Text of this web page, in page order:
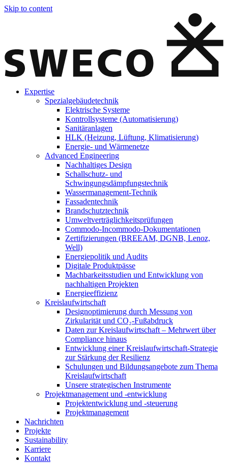
Skip to content
Expertise
Spezialgebäudetechnik
Elektrische Systeme
Kontrollsysteme (Automatisierung)
Sanitäranlagen
HLK (Heizung, Lüftung, Klimatisierung)
Energie- und Wärmenetze
Advanced Engineering
Nachhaltiges Design
Schallschutz- und
Schwingungsdämpfungstechnik
Wassermanagement-Technik
Fassadentechnik
Brandschutztechnik
Umweltverträglichkeitsprüfungen
Commodo-Incommodo-Dokumentationen
Zertifizierungen (BREEAM, DGNB, Lenoz,
Well)
Energiepolitik und Audits
Digitale Produktpässe
Machbarkeitsstudien und Entwicklung von
nachhaltigen Projekten
Energieeffizienz
Kreislaufwirtschaft
Designoptimierung durch Messung von
Zirkularität und CO₂-Fußabdruck
Daten zur Kreislaufwirtschaft – Mehrwert über
Compliance hinaus
Entwicklung einer Kreislaufwirtschaft-Strategie
zur Stärkung der Resilienz
Schulungen und Bildungsangebote zum Thema
Kreislaufwirtschaft
Unsere strategischen Instrumente
Projektmanagement und -entwicklung
Projektentwicklung und -steuerung
Projektmanagement
Nachrichten
Projekte
Sustainability
Karriere
Kontakt